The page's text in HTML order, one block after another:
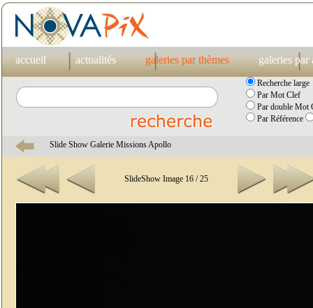
accueil actualités galeries par thèmes galeries par
Recherche large
Par Mot Clef
Par double Mot
Par Référence
Slide Show Galerie Missions Apollo
SlideShow Image 16 / 25